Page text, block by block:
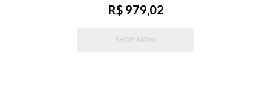
R$ 979,02
SHOP NOW